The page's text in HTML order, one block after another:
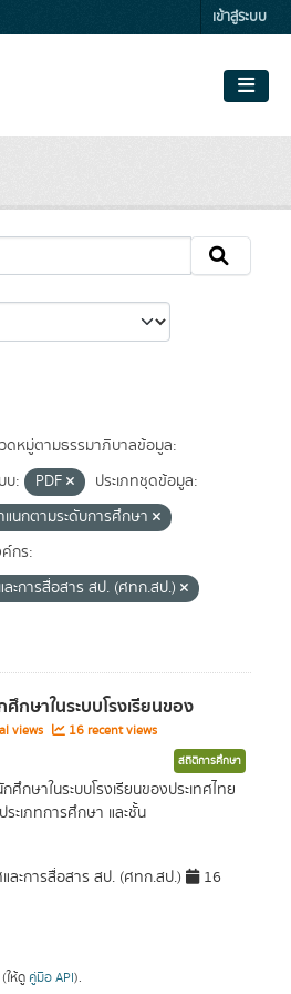
เข้าสู่ระบบ
ดหมู่ตามธรรมาภิบาลข้อมูล:
บ: PDF
ประเภทชุดข้อมูล:
แนกตามระดับการศึกษา
กร:
ละการสื่อสาร สป. (ศทก.สป.)
กษาในระบบโรงเรียนของ
views 16 recent views
สถิติการศึกษา
กษาในระบบโรงเรียนของประเทศไทย
ะเภทการศึกษา และชั้น
ละการสื่อสาร สป. (ศทก.สป.)
16
(ให้ดู คู่มือ API).